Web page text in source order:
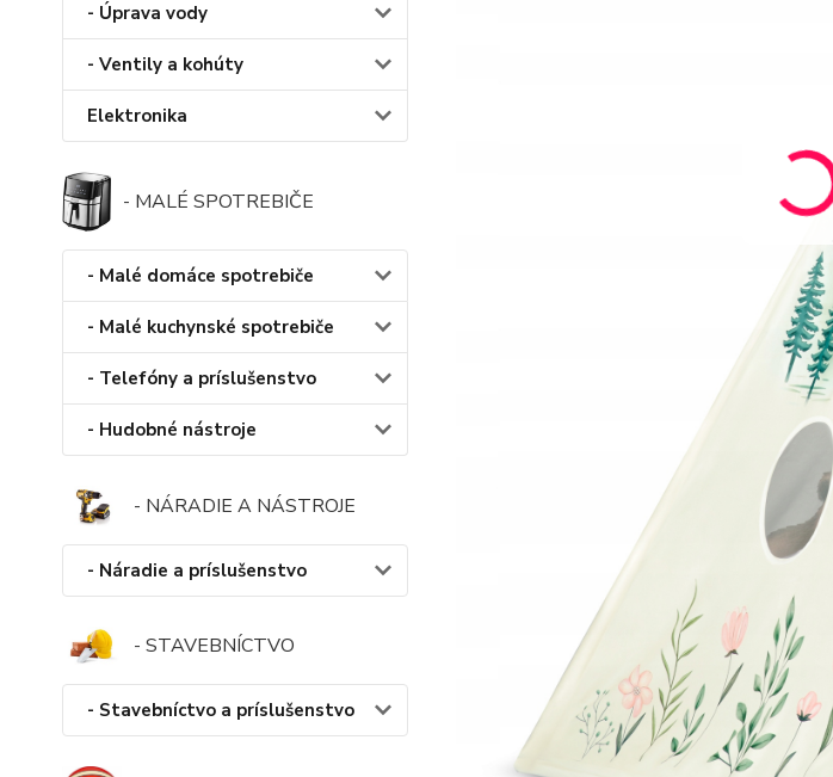
- Úprava vody
- Ventily a kohúty
Elektronika
- MALÉ SPOTREBIČE
- Malé domáce spotrebiče
- Malé kuchynské spotrebiče
- Telefóny a príslušenstvo
- Hudobné nástroje
- NÁRADIE A NÁSTROJE
- Náradie a príslušenstvo
- STAVEBNÍCTVO
- Stavebníctvo a príslušenstvo